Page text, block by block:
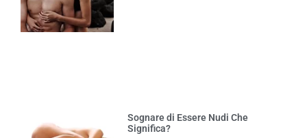
Sognare di Essere Nudi Che
Significa?